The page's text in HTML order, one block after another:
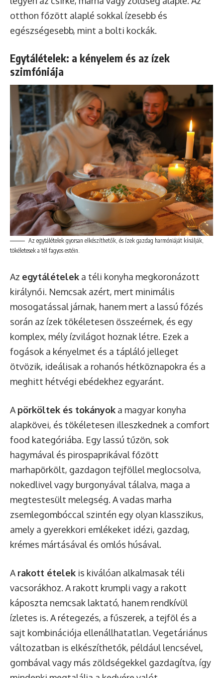
otthon főzött alaplé sokkal ízesebb és
egészségesebb, mint a bolti kockák.
Egytálételek: a kényelem és az ízek
szimfóniája
Az egytálételek gyorsan elkészíthetők, és ízek gazdag harmóniáját kínálják,
tökéletesek a tél fagyos estéin.
Az egytálételek a téli konyha megkoronázott
királynői. Nemcsak azért, mert minimális
mosogatással járnak, hanem mert a lassú főzés
során az ízek tökéletesen összeérnek, és egy
komplex, mély ízvilágot hoznak létre. Ezek a
fogások a kényelmet és a tápláló jelleget
ötvözik, ideálisak a rohanós hétköznapokra és a
meghitt hétvégi ebédekhez egyaránt.
A pörköltek és tokányok a magyar konyha
alapkövei, és tökéletesen illeszkednek a comfort
food kategóriába. Egy lassú tűzön, sok
hagymával és pirospaprikával főzött
marhapörkölt, gazdagon tejföllel meglocsolva,
nokedlivel vagy burgonyával tálalva, maga a
megtestesült melegség. A vadas marha
zsemlegombóccal szintén egy olyan klasszikus,
amely a gyerekkori emlékeket idézi, gazdag,
krémes mártásával és omlós húsával.
A rakott ételek is kiválóan alkalmasak téli
vacsorákhoz. A rakott krumpli vagy a rakott
káposzta nemcsak laktató, hanem rendkívül
ízletes is. A rétegezés, a fűszerek, a tejföl és a
sajt kombinációja ellenállhatatlan. Vegetáriánus
változatban is elkészíthetők, például lencsével,
gombával vagy más zöldségekkel gazdagítva, így